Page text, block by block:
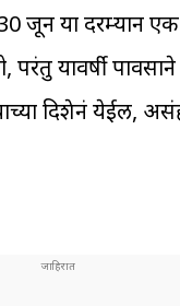
जून या दरम्यान
यावर्षी
दिशेनं येईल,